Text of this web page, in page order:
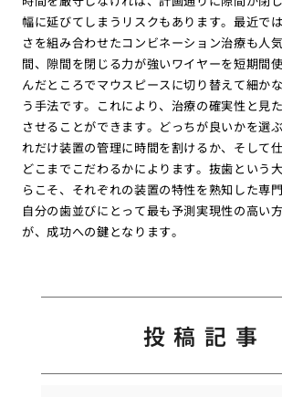
幅に延びてしまうリスクもあります。最近で
さを組み合わせたコンビネーション治療も人
間、隙間を閉じる力が強いワイヤーを短期間
んだところでマウスピースに切り替えて細か
う手法です。これにより、治療の確実性と見
させることができます。どっちが良いかを選
れだけ装置の管理に時間を割けるか、そして
どこまでこだわるかによります。抜歯という
らこそ、それぞれの装置の特性を熟知した専
自分の歯並びにとって最も予測実現性の高い
が、成功への鍵となります。
投稿記事